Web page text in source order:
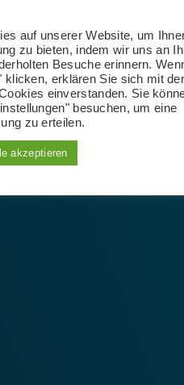
auf unserer Website, um
zu bieten, indem wir uns an
Besuche erinnern.
klicken, erklären Sie sich mit der
einverstanden. Sie
besuchen, um eine
zu erteilen.
akzeptieren